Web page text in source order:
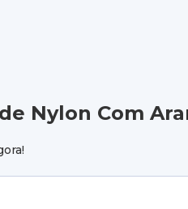
Nylon Com